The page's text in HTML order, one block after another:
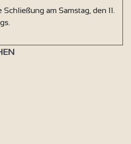
am Samstag, den 11.